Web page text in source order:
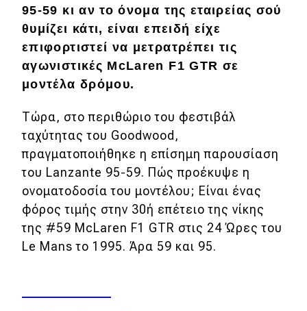
Main navigation
Επικαιρότητα
Νέα μοντέλα
Πρωτότυπα
Ελλάδα
Κόσμος
Τεχνολογία
Ασφάλεια
Αγορά
Απόψεις
Test Drive
95-59 κι αν το όνομα της εταιρείας σού
θυμίζει κάτι, είναι επειδή είχε
επιφορτιστεί να μετρατρέπει τις
αγωνιστικές McLaren F1 GTR σε
μοντέλα δρόμου.
Τώρα, στο περιθώριο του φεστιβάλ
ταχύτητας του Goodwood,
πραγματοποιήθηκε η επίσημη παρουσίαση
του Lanzante 95-59. Πώς προέκυψε η
ονοματοδοσία του μοντέλου; Είναι ένας
φόρος τιμής στην 30ή επέτειο της νίκης
της #59 McLaren F1 GTR στις 24 Ώρες του
Le Mans το 1995. Άρα 59 και 95.